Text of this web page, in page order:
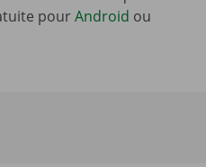
pourAndroid ou